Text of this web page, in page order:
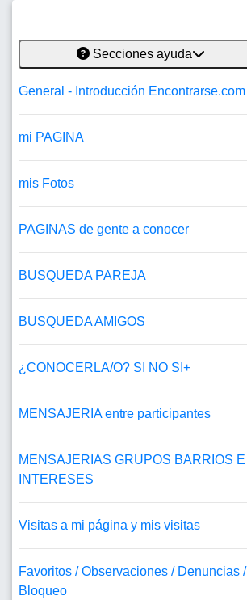
Secciones ayuda
General - Introducción Encontrarse.com
mi PAGINA
mis Fotos
PAGINAS de gente a conocer
BUSQUEDA PAREJA
BUSQUEDA AMIGOS
¿CONOCERLA/O? SI NO SI+
MENSAJERIA entre participantes
MENSAJERIAS GRUPOS BARRIOS E
INTERESES
Visitas a mi página y mis visitas
Favoritos / Observaciones / Denuncias /
Bloqueo